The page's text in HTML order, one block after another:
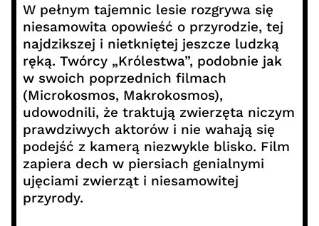
W pełnym tajemnic lesie rozgrywa się
niesamowita opowieść o przyrodzie, tej
najdzikszej i nietkniętej jeszcze ludzką
ręką. Twórcy „Królestwa”, podobnie jak
w swoich poprzednich filmach
(Microkosmos, Makrokosmos),
udowodnili, że traktują zwierzęta niczym
prawdziwych aktorów i nie wahają się
podejść z kamerą niezwykle blisko. Film
zapiera dech w piersiach genialnymi
ujęciami zwierząt i niesamowitej
przyrody.